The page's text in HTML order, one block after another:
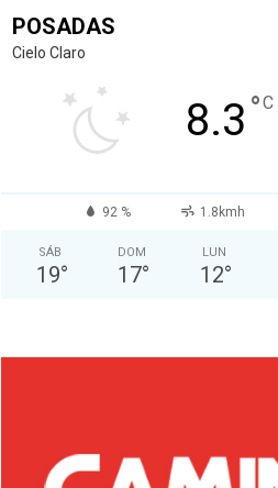
POSADAS
Cielo Claro
8.3 °C
92 % 1.8kmh
SÁB
19°
DOM
17°
LUN
12°